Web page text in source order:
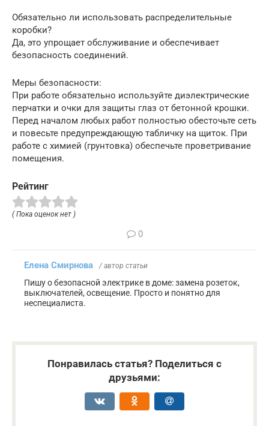
Обязательно ли использовать распределительные
коробки?
Да, это упрощает обслуживание и обеспечивает
безопасность соединений.
Меры безопасности:
При работе обязательно используйте диэлектрические
перчатки и очки для защиты глаз от бетонной крошки.
Перед началом любых работ полностью обесточьте сеть
и повесьте предупреждающую табличку на щиток. При
работе с химией (грунтовка) обеспечьте проветривание
помещения.
Рейтинг
( Пока оценок нет )
0
Елена Смирнова / автор статьи
Пишу о безопасной электрике в доме: замена розеток,
выключателей, освещение. Просто и понятно для
неспециалиста.
Понравилась статья? Поделиться с
друзьями: